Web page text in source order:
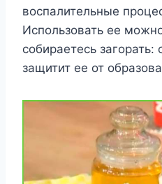
воспалительные
Использовать ее
собираетесь
защитит ее от